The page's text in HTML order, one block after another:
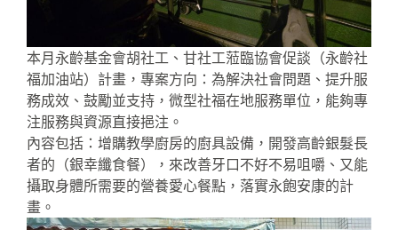
本月永齡基金會胡社工、甘社工蒞臨協會促談（永齡社
福加油站）計畫，專案方向：為解決社會問題、提升服
務成效、鼓勵並支持，微型社福在地服務單位，能夠專
注服務與資源直接挹注。
內容包括：增購教學廚房的廚具設備，開發高齡銀髮長
者的（銀幸纖食餐），來改善牙口不好不易咀嚼、又能
攝取身體所需要的營養愛心餐點，落實永飽安康的計
畫。